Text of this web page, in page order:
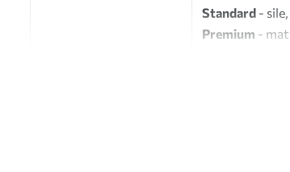
Standard -
Premium -